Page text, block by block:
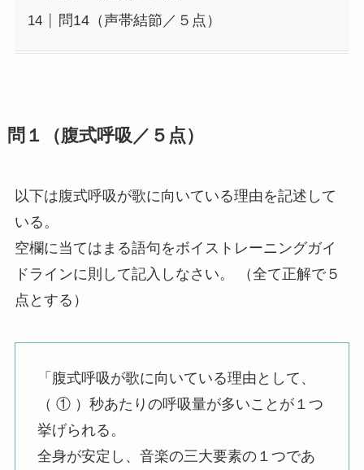
問14（声帯結節／５点）
問１（腹式呼吸／５点）
以下は腹式呼吸が歌に向いている理由を記述して
いる。
空欄に当てはまる語句をボイストレーニングガイ
ドラインに則して記入しなさい。 （全て正解で５
点とする）
「腹式呼吸が歌に向いている理由として、
（ ① ）秒あたりの呼吸量が多いことが１つ
挙げられる。
全身が安定し、音楽の三大要素の１つであ